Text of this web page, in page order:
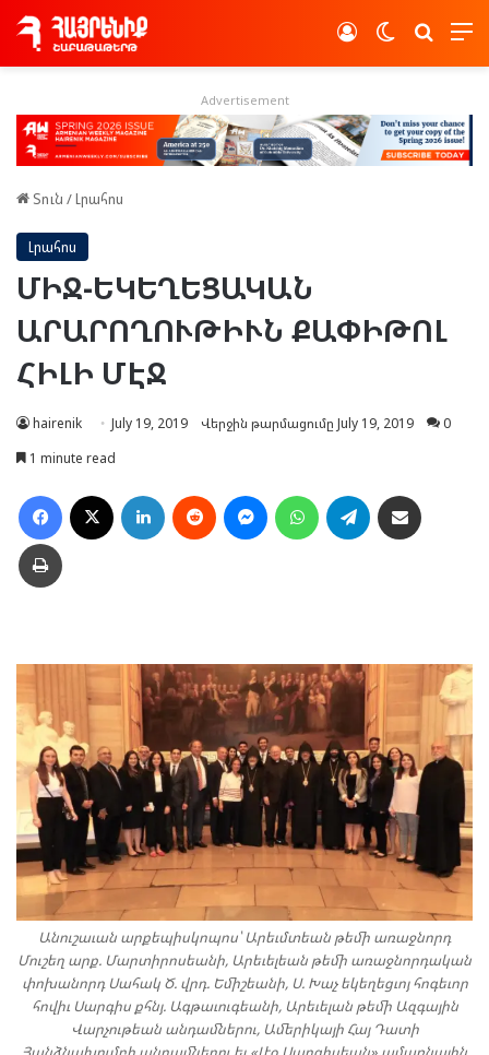
Switch skin
Log In
Advertisement
Տուն /Լրահոս
Լրահոս
ՄԻՋ-ԵԿԵՂԵՑԱԿԱՆ
ԱՐԱՐՈՂՈՒԹԻՒՆ ՔԱՓԻԹՈԼ
ՀԻԼԻ ՄԷՋ
hairenik July 19, 2019 Վերջին թարմացումը July 19, 2019
0
1 minute read
Facebook LinkedIn Reddit MessengerWhatsAppTelegram
Տպել
Անուշաւան արքեպիսկոպոս՝ Արեւմտեան թեմի առաջնորդ
Մուշեղ արք. Մարտիրոսեանի, Արեւելեան թեմի առաջնորդական
փոխանորդ Սահակ Ծ. վրդ. Եմիշեանի, Ս. Խաչ եկեղեցւոյ հոգեւոր
հովիւ Սարգիս քհնյ. Ագթաւուգեանի, Արեւելան թեմի Ազգային
Վարչութեան անդամներու, Ամերիկայի Հայ Դատի